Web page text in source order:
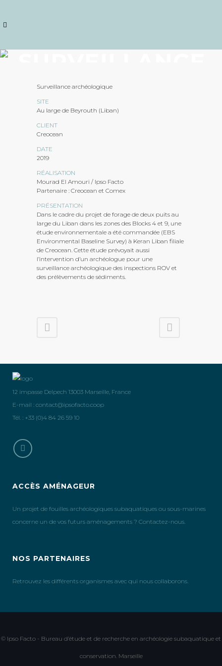
LIBAN / 2019
Surveillance archéologique
SITE
Au large de Beyrouth (Liban)
CLIENT
Creocean
DATE
2019
RÉALISATION
Mourad El Amouri / Ipso Facto
Partenaire : Creocean et Comex
PRÉSENTATION
Dans le cadre du projet de forage de deux puits au
large du Liban dans les zones des Blocks 4 et 9, une
étude environnementale a été commandée (EBS
Environmental Baseline Survey) à Keran Liban filiale
de Creocean. Cette étude prévoyait aussi
l’intervention d’un archéologue pour une
surveillance archéologique des inspections ROV et
des prélèvements de sédiments.
12 impasse Delpech 13003 Marseille, France
E-mail : contact@ipsofacto.coop
Tél. : +33 (0)4 84 26 59 10
ACCÈS AMÉNAGEUR
Un projet de fouilles archéologiques subaquatiques ou sous-marines
concerne un de vos futurs aménagements ? Contactez-nous.
NOS PARTENAIRES
Retrouvez les différents organismes avec qui nous collaborons.
© Ipso Facto - Bureau d’étude et de recherche en archéologie subaquatique et
conservation. Marseille